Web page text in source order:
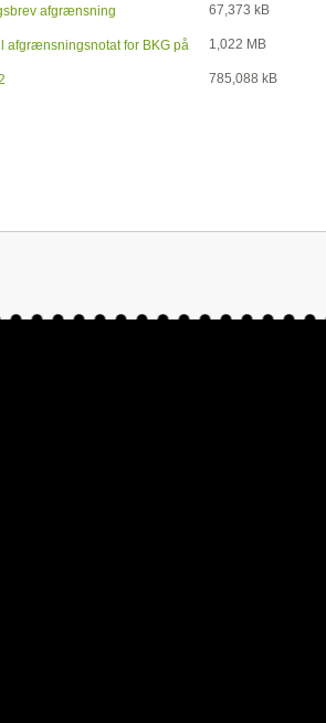
afgrænsning
67,373 kB
afgrænsningsnotat for BKG på
1,022 MB
785,088 kB